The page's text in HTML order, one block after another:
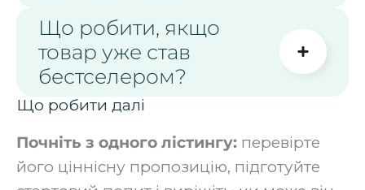
Що робити, якщо
товар уже став
бестселером?
Що робити далі
Почніть з одного лістингу: перевірте
його ціннісну пропозицію, підготуйте